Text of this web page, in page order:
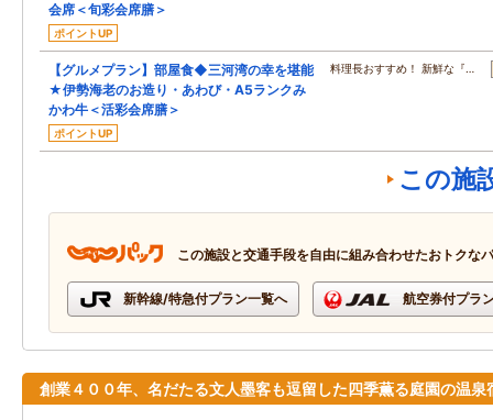
会席＜旬彩会席膳＞
ポイントUP
【グルメプラン】部屋食◆三河湾の幸を堪能
★伊勢海老のお造り・あわび・A5ランクみ
かわ牛＜活彩会席膳＞
ポイントUP
料理長おすすめ！ 新鮮な『…
この施
この施設と交通手段を自由に組み合わせたおトクな
新幹線/特急付プラン一覧へ 航空券付プラ
創業４００年、名だたる文人墨客も逗留した四季薫る庭園の温泉